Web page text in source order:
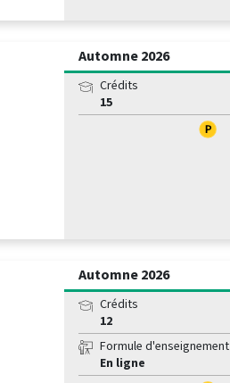
Automne 2026
Crédits
15
Automne 2026
Crédits
12
Formule d'enseignement
En ligne